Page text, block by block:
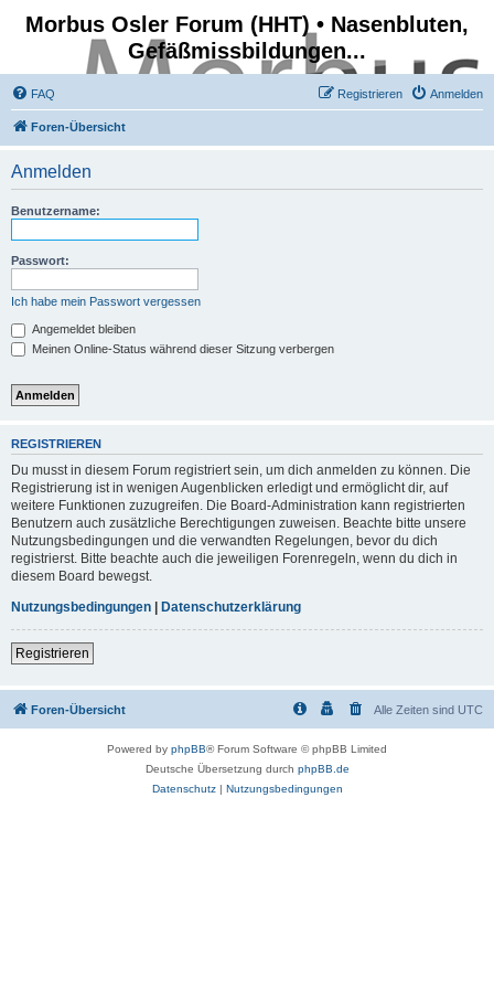
Morbus Osler Forum (HHT) • Nasenbluten,
Gefäßmissbildungen...
FAQ Anmelden
Registrieren
Foren-Übersicht
Anmelden
Benutzername:
Passwort:
Ich habe mein Passwort vergessen
Angemeldet bleiben
Meinen Online-Status während dieser Sitzung verbergen
REGISTRIEREN
Du musst in diesem Forum registriert sein, um dich anmelden zu können. Die
Registrierung ist in wenigen Augenblicken erledigt und ermöglicht dir, auf
weitere Funktionen zuzugreifen. Die Board-Administration kann registrierten
Benutzern auch zusätzliche Berechtigungen zuweisen. Beachte bitte unsere
Nutzungsbedingungen und die verwandten Regelungen, bevor du dich
registrierst. Bitte beachte auch die jeweiligen Forenregeln, wenn du dich in
diesem Board bewegst.
Nutzungsbedingungen | Datenschutzerklärung
Registrieren
Foren-Übersicht Alle Zeiten sind UTC
Powered by phpBB® Forum Software © phpBB Limited
Deutsche Übersetzung durch phpBB.de
Datenschutz| Nutzungsbedingungen